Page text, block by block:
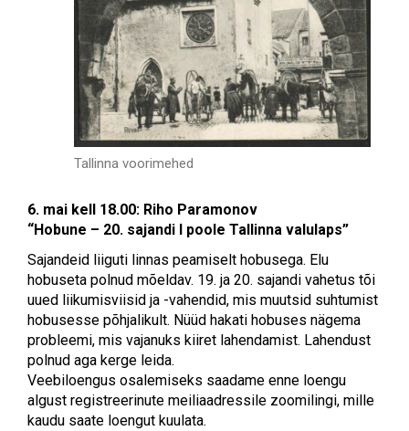
Tallinna voorimehed
6. mai kell 18.00: Riho Paramonov
“Hobune – 20. sajandi I poole Tallinna valulaps”
Sajandeid liiguti linnas peamiselt hobusega. Elu
hobuseta polnud mõeldav. 19. ja 20. sajandi vahetus tõi
uued liikumisviisid ja -vahendid, mis muutsid suhtumist
hobusesse põhjalikult. Nüüd hakati hobuses nägema
probleemi, mis vajanuks kiiret lahendamist. Lahendust
polnud aga kerge leida.
Veebiloengus osalemiseks saadame enne loengu
algust registreerinute meiliaadressile zoomilingi, mille
kaudu saate loengut kuulata.